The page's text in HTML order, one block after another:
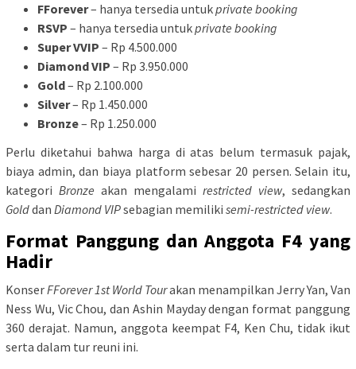
FForever– hanya tersedia untukprivate booking
RSVP – hanya tersedia untukprivate booking
Super VVIP – Rp 4.500.000
Diamond VIP – Rp 3.950.000
Gold– Rp 2.100.000
Silver– Rp 1.450.000
Bronze– Rp 1.250.000
Perlu diketahui bahwa harga di atas belum termasuk pajak,
biaya admin, dan biaya platform sebesar 20 persen. Selain itu,
kategori Bronze akan mengalami restricted view, sedangkan
Golddan Diamond VIPsebagian memiliki semi-restricted view.
Format Panggung dan Anggota F4 yang
Hadir
KonserFForever 1st World Tourakan menampilkan Jerry Yan, Van
Ness Wu, Vic Chou, dan Ashin Mayday dengan format panggung
360 derajat. Namun, anggota keempat F4, Ken Chu, tidak ikut
serta dalam tur reuni ini.